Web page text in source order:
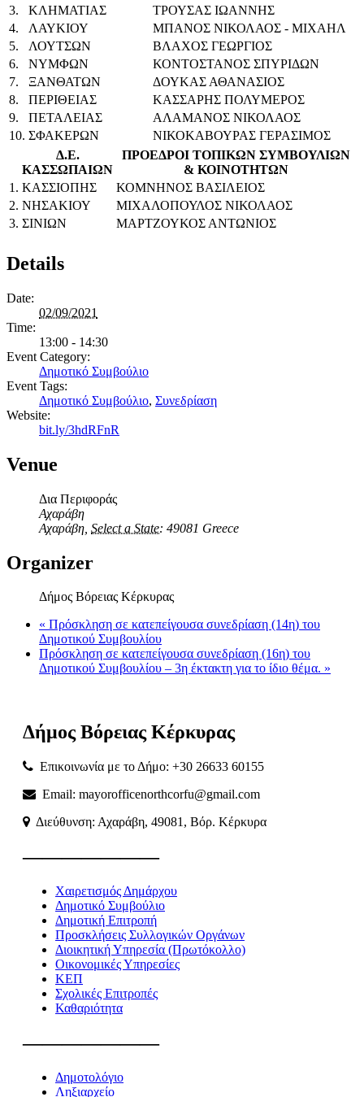
3.
ΚΛΗΜΑΤΙΑΣ
ΤΡΟΥΣΑΣ ΙΩΑΝΝΗΣ
4.
ΛΑΥΚΙΟΥ
ΜΠΑΝΟΣ ΝΙΚΟΛΑΟΣ - ΜΙΧΑΗΛ
5.
ΛΟΥΤΣΩΝ
ΒΛΑΧΟΣ ΓΕΩΡΓΙΟΣ
6.
ΝΥΜΦΩΝ
ΚΟΝΤΟΣΤΑΝΟΣ ΣΠΥΡΙΔΩΝ
7.
ΞΑΝΘΑΤΩΝ
ΔΟΥΚΑΣ ΑΘΑΝΑΣΙΟΣ
8.
ΠΕΡΙΘΕΙΑΣ
ΚΑΣΣΑΡΗΣ ΠΟΛΥΜΕΡΟΣ
9.
ΠΕΤΑΛΕΙΑΣ
ΑΛΑΜΑΝΟΣ ΝΙΚΟΛΑΟΣ
10. ΣΦΑΚΕΡΩΝ
ΝΙΚΟΚΑΒΟΥΡΑΣ ΓΕΡΑΣΙΜΟΣ
Δ.Ε.
ΚΑΣΣΩΠΑΙΩΝ
ΠΡΟΕΔΡΟΙ ΤΟΠΙΚΩΝ ΣΥΜΒΟΥΛΙΩΝ
& ΚΟΙΝΟΤΗΤΩΝ
1. ΚΑΣΣΙΟΠΗΣ
ΚΟΜΝΗΝΟΣ ΒΑΣΙΛΕΙΟΣ
2. ΝΗΣΑΚΙΟΥ
ΜΙΧΑΛΟΠΟΥΛΟΣ ΝΙΚΟΛΑΟΣ
3. ΣΙΝΙΩΝ ΜΑΡΤΖΟΥΚΟΣ ΑΝΤΩΝΙΟΣ
Details
Date:
02/09/2021
Time:
13:00 - 14:30
Event Category:
Δημοτικό Συμβούλιο
Event Tags:
Δημοτικό Συμβούλιο, Συνεδρίαση
Website:
bit.ly/3hdRFnR
Venue
Δια Περιφοράς
Αχαράβη
Αχαράβη Select a State: 49081 Greece
Organizer
Δήμος Βόρειας Κέρκυρας
« Πρόσκληση σε κατεπείγουσα συνεδρίαση (14η) του
Δημοτικού Συμβουλίου
Πρόσκληση σε κατεπείγουσα συνεδρίαση (16η) του
Δημοτικού Συμβουλίου – 3η έκτακτη για το ίδιο θέμα. »
Δήμος Βόρειας Κέρκυρας
Επικοινωνία με το Δήμο: +30 26633 60155
Email: mayorofficenorthcorfu@gmail.com
Διεύθυνση: Αχαράβη, 49081, Βόρ. Κέρκυρα
———————
Χαιρετισμός Δημάρχου
Δημοτικό Συμβούλιο
Δημοτική Επιτροπή
Προσκλήσεις Συλλογικών Οργάνων
Διοικητική Υπηρεσία (Πρωτόκολλο)
Οικονομικές Υπηρεσίες
ΚΕΠ
Σχολικές Επιτροπές
Καθαριότητα
———————
Δημοτολόγιο
Ληξιαρχείο